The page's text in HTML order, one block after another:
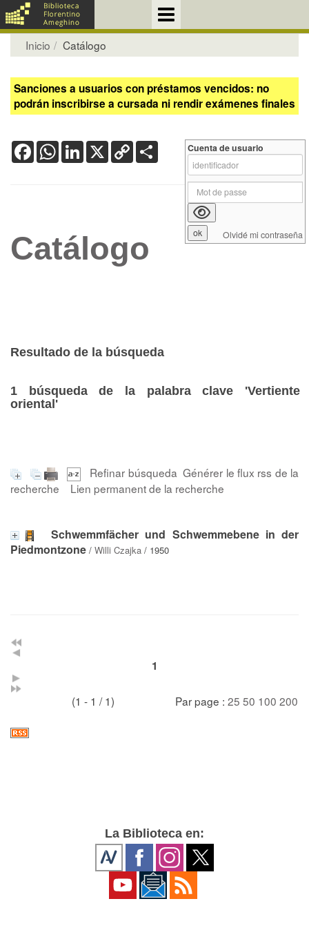
Inicio Catálogo
Sanciones a usuarios con préstamos vencidos: no
podrán inscribirse a cursada ni rendir exámenes finales
FacebookWhatsApp
LinkedIn
X Copy
Link
Catálogo
Resultado de la búsqueda
1 búsqueda de la palabra clave 'Vertiente
oriental'
Refinar búsqueda Générer le flux rss de la
recherche
Lien permanent de la recherche
Schwemmfächer und Schwemmebene in der
Piedmontzone / Willi Czajka / 1950
1
(1 - 1 / 1) Par page : 25 50 100 200
Cuenta de usuario
Olvidé mi contraseña
La Biblioteca en: